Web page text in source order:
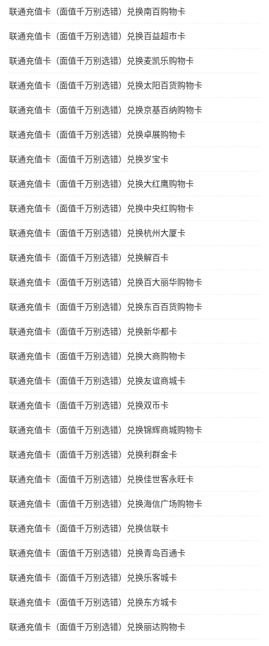
联通充值卡（面值千万别选错）兑换南百购物卡
联通充值卡（面值千万别选错）兑换百益超市卡
联通充值卡（面值千万别选错）兑换麦凯乐购物卡
联通充值卡（面值千万别选错）兑换太阳百货购物卡
联通充值卡（面值千万别选错）兑换京基百纳购物卡
联通充值卡（面值千万别选错）兑换卓展购物卡
联通充值卡（面值千万别选错）兑换岁宝卡
联通充值卡（面值千万别选错）兑换大红鹰购物卡
联通充值卡（面值千万别选错）兑换中央红购物卡
联通充值卡（面值千万别选错）兑换杭州大厦卡
联通充值卡（面值千万别选错）兑换解百卡
联通充值卡（面值千万别选错）兑换百大丽华购物卡
联通充值卡（面值千万别选错）兑换东百百货购物卡
联通充值卡（面值千万别选错）兑换新华都卡
联通充值卡（面值千万别选错）兑换大商购物卡
联通充值卡（面值千万别选错）兑换友谊商城卡
联通充值卡（面值千万别选错）兑换双币卡
联通充值卡（面值千万别选错）兑换锦辉商城购物卡
联通充值卡（面值千万别选错）兑换利群金卡
联通充值卡（面值千万别选错）兑换佳世客永旺卡
联通充值卡（面值千万别选错）兑换海信广场购物卡
联通充值卡（面值千万别选错）兑换信联卡
联通充值卡（面值千万别选错）兑换青岛百通卡
联通充值卡（面值千万别选错）兑换乐客城卡
联通充值卡（面值千万别选错）兑换东方城卡
联通充值卡（面值千万别选错）兑换丽达购物卡